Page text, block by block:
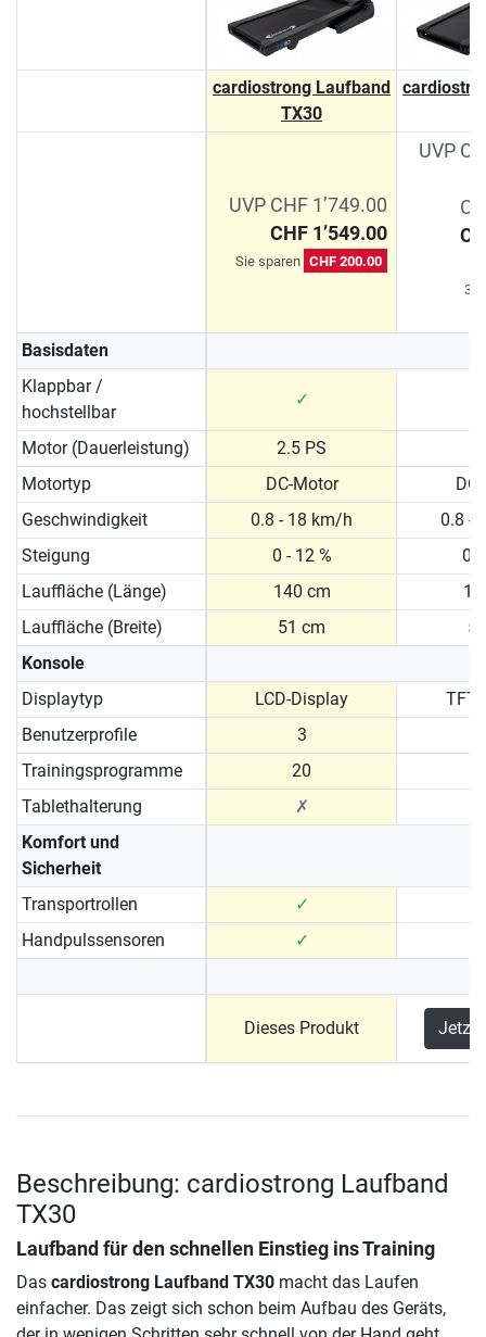
cardiostrong Laufband
TX30
UVP CHF 1’749.00
CHF 1’549.00
Sie sparen CHF 200.00
UVP
Basisdaten
Klappbar /
hochstellbar
✓
Motor (Dauerleistung) 2.5 PS
Motortyp
DC-Motor
Geschwindigkeit
0.8 - 18 km/h
0.8 -
Steigung
0 - 12 %
0 -
Lauffläche (Länge)
140 cm
Lauffläche (Breite)
51 cm
Konsole
Displaytyp
LCD-Display
Benutzerprofile
3
Trainingsprogramme
20
Tablethalterung
✗
Komfort und
Sicherheit
Transportrollen
✓
Handpulssensoren
✓
Dieses Produkt Jetzt
Beschreibung: cardiostrong Laufband
TX30
Laufband für den schnellen Einstieg ins Training
Das cardiostrong Laufband TX30 macht das Laufen
einfacher. Das zeigt sich schon beim Aufbau des Geräts,